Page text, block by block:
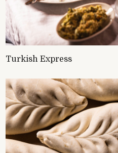
Turkish Express